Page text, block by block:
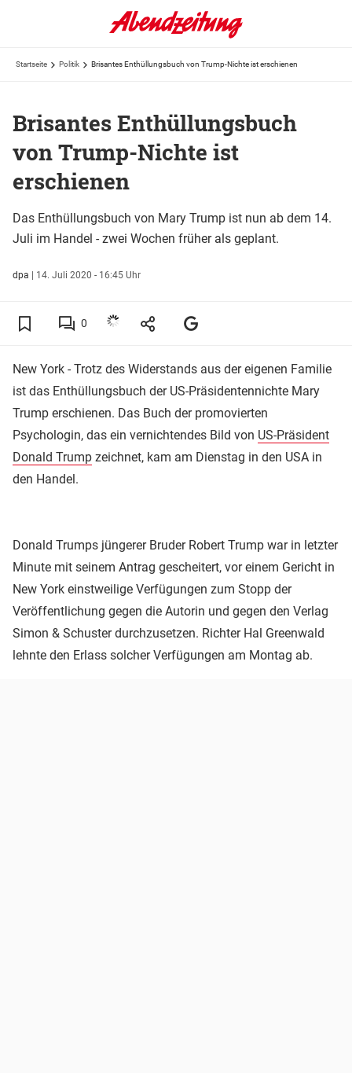
Startseite Politik Brisantes Enthüllungsbuch von Trump-Nichte ist erschienen
Brisantes Enthüllungsbuch
von Trump-Nichte ist
erschienen
Das Enthüllungsbuch von Mary Trump ist nun ab dem 14.
Juli im Handel - zwei Wochen früher als geplant.
dpa | 14. Juli 2020 - 16:45 Uhr
0
New York - Trotz des Widerstands aus der eigenen Familie
ist das Enthüllungsbuch der US-Präsidentennichte Mary
Trump erschienen. Das Buch der promovierten
Psychologin, das ein vernichtendes Bild von US-Präsident
Donald Trump zeichnet, kam am Dienstag in den USA in
den Handel.
Donald Trumps jüngerer Bruder Robert Trump war in letzter
Minute mit seinem Antrag gescheitert, vor einem Gericht in
New York einstweilige Verfügungen zum Stopp der
Veröffentlichung gegen die Autorin und gegen den Verlag
Simon & Schuster durchzusetzen. Richter Hal Greenwald
lehnte den Erlass solcher Verfügungen am Montag ab.